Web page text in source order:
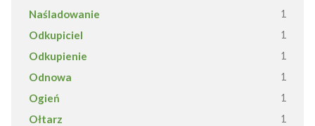
Naśladowanie 1
Odkupiciel 1
Odkupienie 1
Odnowa 1
Ogień 1
Ołtarz 1